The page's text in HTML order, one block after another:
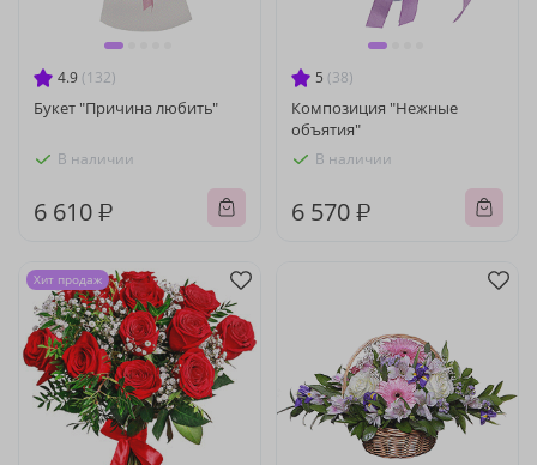
4.9 (132)
Букет "Причина любить"
В наличии
6 610 ₽
5 (38)
Композиция "Нежные
объятия"
В наличии
6 570 ₽
Хит продаж